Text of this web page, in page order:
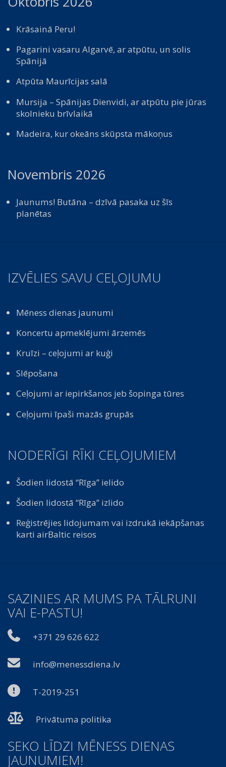
Krāsainā Peru!
Pagarini vasaru Algarvē, ar atpūtu, un solis
Spānijā
Atpūta Maurīcijas salā
Mursija – Spānijas Dienvidi, ar atpūtu pie jūras
skolnieku brīvlaikā
Madeira, kur okeāns skūpsta mākoņus
Novembris 2026
Jaunums! Butāna – dzīvā pasaka uz šīs
planētas
IZVĒLIES SAVU CEĻOJUMU
Mēness dienas jaunumi
Koncertu apmeklējumi ārzemēs
Kruīzi – ceļojumi ar kuģi
Slēpošana
Ceļojumi ar iepirkšanos jeb šopinga tūres
Ceļojumi īpaši mazās grupās
NODERĪGI RĪKI CEĻOJUMIEM
Šodien lidostā “Rīga” ielido
Šodien lidostā “Rīga” izlido
Reģistrējies lidojumam vai izdrukā iekāpšanas
karti airBaltic reisos
SAZINIES AR MUMS PA TĀLRUNI
VAI E-PASTU!
+371 29 626 622
info@menessdiena.lv
T-2019-251
Privātuma politika
SEKO LĪDZI MĒNESS DIENAS
JAUNUMIEM!